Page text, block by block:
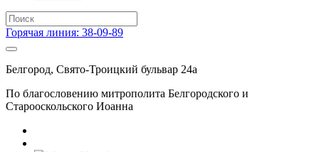
Горячая линия: 38-09-89
Белгород, Свято-Троицкий бульвар 24а
По благословению митрополита Белгородского и
Старооскольского Иоанна